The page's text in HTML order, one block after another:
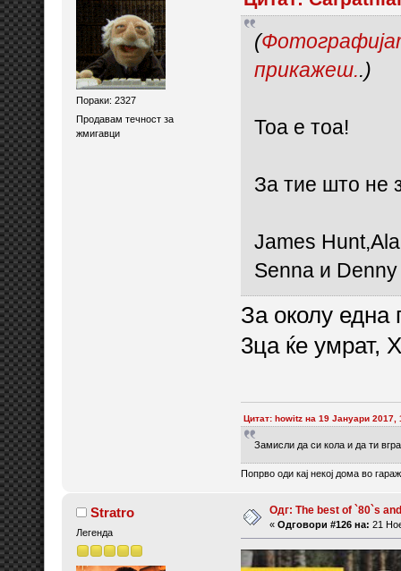
Пораки: 2327
Продавам течност за
жмигавци
(
прикажеш..)
Тоа е тоа!
За тие што не
James
Senna и
За околу една
3ца ќе умрат,
Цитат: howitz на 19 Јануари 2017,
Замисли да си кола и да ти
Попрво оди кај некој дома во
Stratro
Легенда
Одг: The best of `80`s
« Одговори #126 на: 21